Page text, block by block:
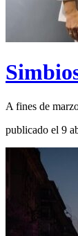
A fines de
publicado el 9